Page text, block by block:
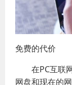
免费的代价
在PC互联
网盘和现在的